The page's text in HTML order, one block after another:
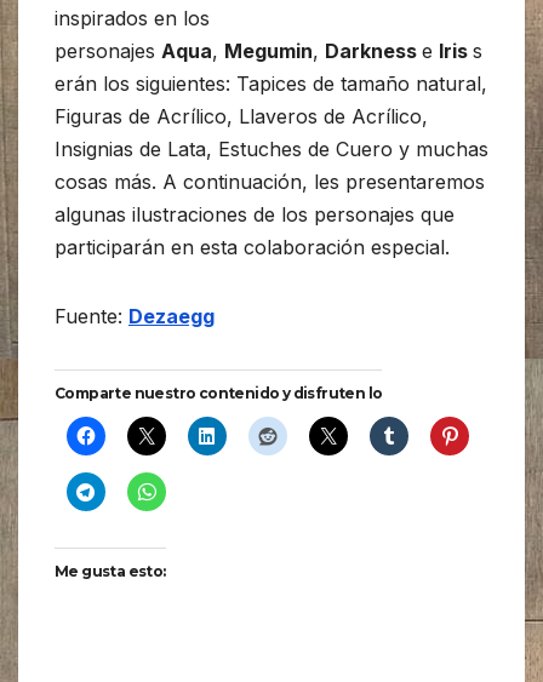
inspirados en los
personajes Aqua, Megumin, Darkness e Iris s
erán los siguientes: Tapices de tamaño natural,
Figuras de Acrílico, Llaveros de Acrílico,
Insignias de Lata, Estuches de Cuero y muchas
cosas más. A continuación, les presentaremos
algunas ilustraciones de los personajes que
participarán en esta colaboración especial.
Fuente: Dezaegg
Comparte nuestro contenido y disfruten lo
Me gusta esto: